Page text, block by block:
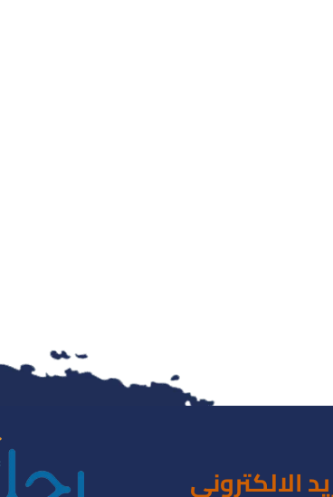
الالكترونى